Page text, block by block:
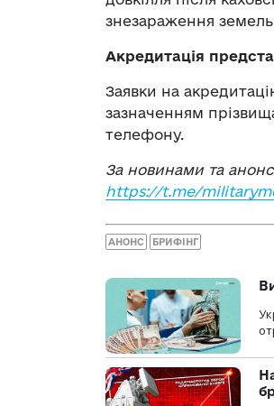
знезараження
Акредитація
Заявки на
зазначенням
телефону.
За новинами та
https://t.me/
АНОНС БРИФІНГ